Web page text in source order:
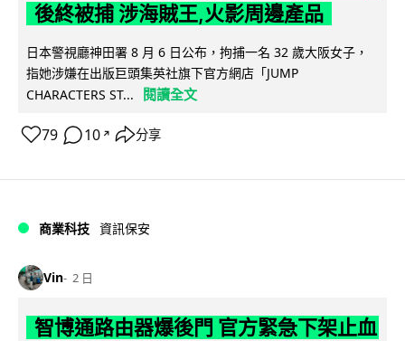
後終被捕 涉海賊王,火影周邊產品
日本警視廳神田署 8 月 6 日公布，拘捕一名 32 歲大阪女子，
指她涉嫌在出版巨頭集英社旗下官方網店「JUMP
CHARACTERS ST...
閱讀全文
79 10 ↗ 分享
商業科技 資訊保安
Vin 2 日
智博通路由器爆後門 官方緊急下架止血